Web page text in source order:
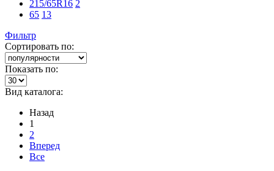
215/65R16 2
65 13
Фильтр
Сортировать по:
Показать по:
Вид каталога:
Назад
1
2
Вперед
Все